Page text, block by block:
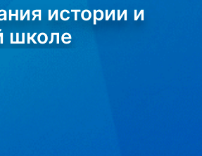
истории и
школе